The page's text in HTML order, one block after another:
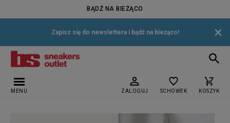
BĄDŹ NA BIEŻĄCO
Zapisz się do newslettera i bądź na bieżąco! ×
MENU ZALOGUJ SCHOWEK KOSZYK